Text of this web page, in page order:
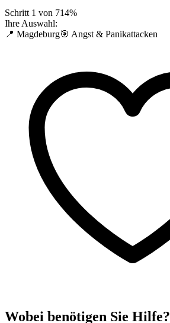
Schritt 1 von 714%
Ihre Auswahl:
📍 Magdeburg🎯 Angst & Panikattacken
Wobei benötigen Sie Hilfe?